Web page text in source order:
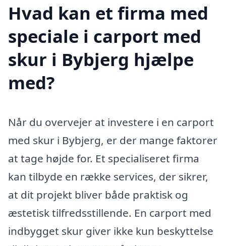
Hvad kan et firma med
speciale i carport med
skur i Bybjerg hjælpe
med?
Når du overvejer at investere i en carport
med skur i Bybjerg, er der mange faktorer
at tage højde for. Et specialiseret firma
kan tilbyde en række services, der sikrer,
at dit projekt bliver både praktisk og
æstetisk tilfredsstillende. En carport med
indbygget skur giver ikke kun beskyttelse